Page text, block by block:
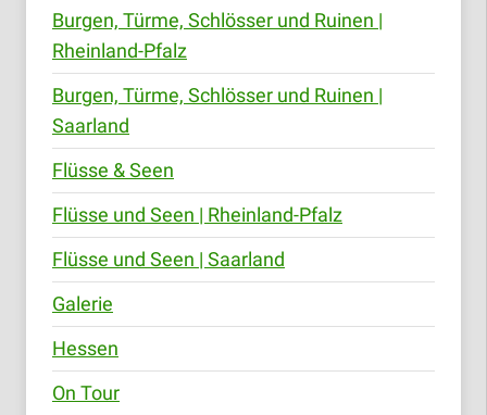
Burgen, Türme, Schlösser und Ruinen |
Rheinland-Pfalz
Burgen, Türme, Schlösser und Ruinen |
Saarland
Flüsse & Seen
Flüsse und Seen | Rheinland-Pfalz
Flüsse und Seen | Saarland
Galerie
Hessen
On Tour